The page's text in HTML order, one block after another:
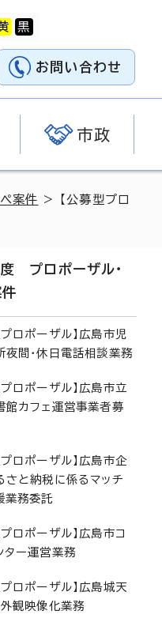
お問い合わせ
市政
案件 > 【公募型プロ
プロポーザル・
プロポーザル】広島市児
夜間・休日電話相談業務
プロポーザル】広島市立
館カフェ運営事業者募
プロポーザル】広島市企
さと納税に係るマッチ
業務委託
プロポーザル】広島市コ
ター運営業務
プロポーザル】広島城天
外観映像化業務